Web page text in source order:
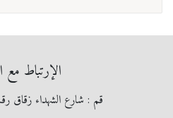
الإرتباط
قم : شارع الشهداء زقاق رقم 33 رقم الدار